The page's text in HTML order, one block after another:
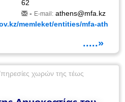
62
- E-mail: athens@mfa.kz
memleket/entities/mfa-ath
.....»
χωρών της τέως